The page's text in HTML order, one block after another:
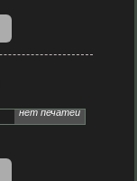
нет печатей